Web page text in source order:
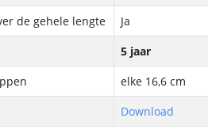
de gehele lengte
Ja
5 jaar
elke 16,6 cm
Download